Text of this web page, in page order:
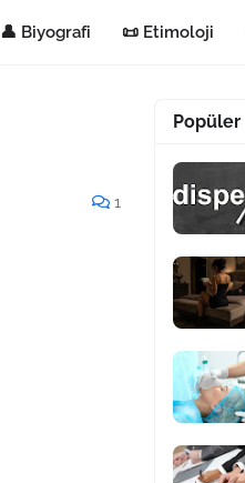
👤 Biyografi 📜 Etimoloji
1
Popüler